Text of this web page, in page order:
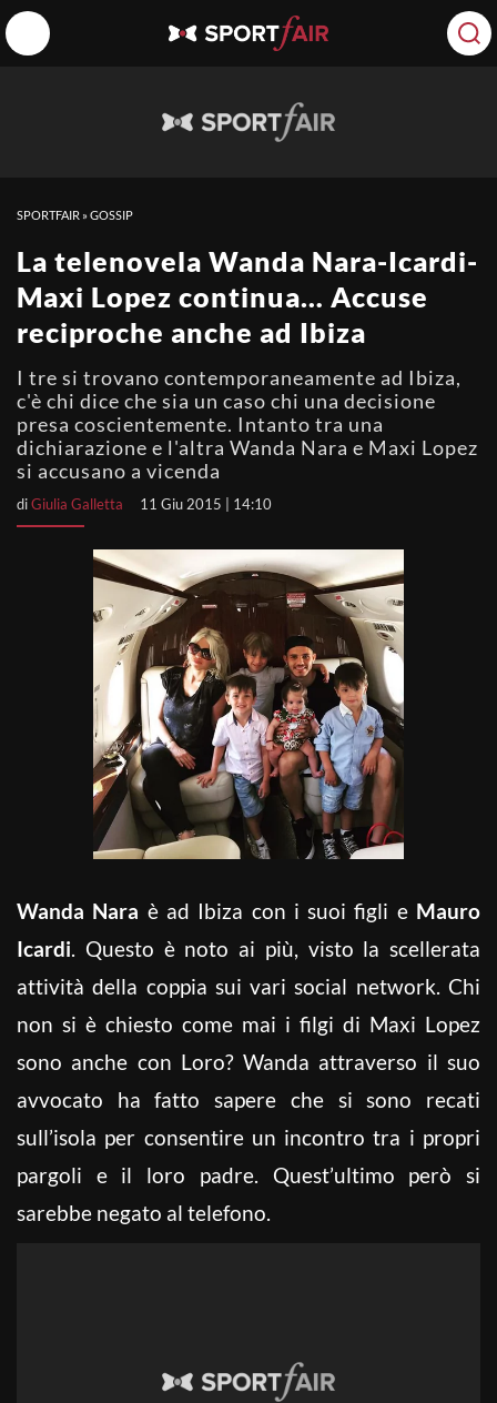
SPORTFAIR »GOSSIP
La telenovela Wanda Nara-Icardi-
Maxi Lopez continua… Accuse
reciproche anche ad Ibiza
I tre si trovano contemporaneamente ad Ibiza,
c'è chi dice che sia un caso chi una decisione
presa coscientemente. Intanto tra una
dichiarazione e l'altra Wanda Nara e Maxi Lopez
si accusano a vicenda
diGiulia Galletta 11 Giu 2015 | 14:10
Wanda Nara è ad Ibiza con i suoi figli e Mauro
Icardi. Questo è noto ai più, visto la scellerata
attività della coppia sui vari social network. Chi
non si è chiesto come mai i filgi di Maxi Lopez
sono anche con Loro? Wanda attraverso il suo
avvocato ha fatto sapere che si sono recati
sull’isola per consentire un incontro tra i propri
pargoli e il loro padre. Quest’ultimo però si
sarebbe negato al telefono.